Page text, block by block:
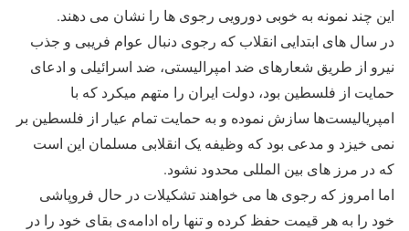
این چند نمونه به خوبی دورویی رجوی ها را نشان می دهند.
در سال های ابتدایی انقلاب که رجوی دنبال عوام فریبی و جذب
نیرو از طریق شعارهای ضد امپرالیستی، ضد اسرائیلی و ادعای
حمایت از فلسطین بود، دولت ایران را متهم میکرد که با
امپریالیست‌ها سازش نموده و به حمایت تمام عیار از فلسطین بر
نمی خیزد و مدعی بود که وظیفه یک انقلابی مسلمان این است
که در مرز های بین المللی محدود نشود.
اما امروز که رجوی ها می خواهند تشکیلات در حال فروپاشی
خود را به هر قیمت حفظ کرده و تنها راه ادامه‌ی بقای خود را در